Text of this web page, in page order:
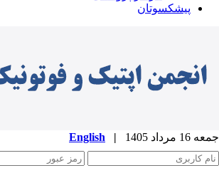
پیشکسوتان
جمعه 16 مرداد 1405 |
English